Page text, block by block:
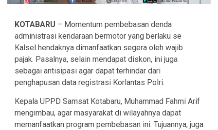
KOTABARU – Momentum pembebasan denda
administrasi kendaraan bermotor yang berlaku se
Kalsel hendaknya dimanfaatkan segera oleh wajib
pajak. Pasalnya, selain mendapat diskon, ini juga
sebagai antisipasi agar dapat terhindar dari
penghapusan data registrasi Korlantas Polri.
Kepala UPPD Samsat Kotabaru, Muhammad Fahmi Arif
mengimbau, agar masyarakat di wilayahnya dapat
memanfaatkan program pembebasan ini. Tujuannya, juga